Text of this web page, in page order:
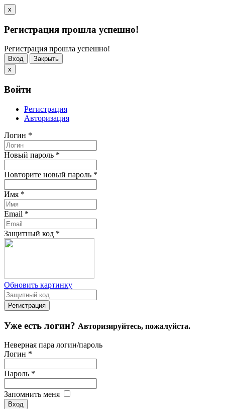
x
Регистрация прошла успешно!
Регистрация прошла успешно!
Вход
Закрыть
x
Войти
Регистрация
Авторизация
Логин *
Новый пароль *
Повторите новый пароль *
Имя *
Email *
Защитный код *
Обновить картинку
Уже есть логин? Авторизируйтесь, пожалуйста.
Неверная пара логин/пароль
Логин *
Пароль *
Запомнить меня